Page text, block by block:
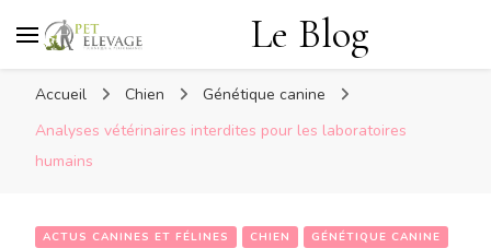
Le Blog
Accueil Chien
Génétique canine
Analyses vétérinaires interdites pour les laboratoires
humains
ACTUS CANINES ET FÉLINES CHIEN
GÉNÉTIQUE CANINE